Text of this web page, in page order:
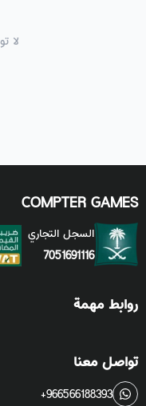
لا
COMPTER GAMES
السجل التجاري
7051691116
روابط مهمة
تواصل معنا
+966566188393